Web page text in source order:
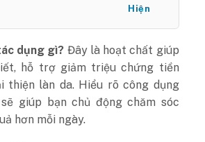
Hiện
dụng gì? Đây là hoạt chất giúp
hỗ trợ giảm triệu chứng tiền
thiện làn da. Hiểu rõ công dụng
giúp bạn chủ động chăm sóc
hơn mỗi ngày.